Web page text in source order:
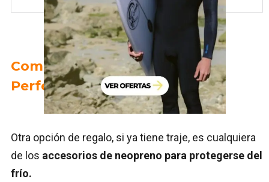
Complementos de Neopreno:
Perfectos para el Invierno
Otra opción de regalo, si ya tiene traje, es cualquiera
de los accesorios de neopreno para protegerse del
frío.